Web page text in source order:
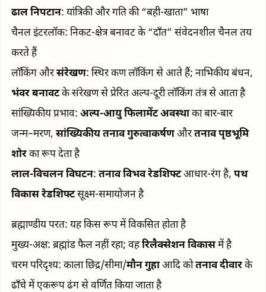
ढाल निपटान: यांत्रिकी और गति की “बही-खाता” भाषा
चैनल इंटरलॉक: निकट-क्षेत्र बनावट के “दाँत” संवेदनशील चैनल तय
करते हैं
लॉकिंग औरसंरेखण: स्थिर कण लॉकिंग से आते हैं; नाभिकीय बंधन,
भंवर बनावटके संरेखण से प्रेरित अल्प-दूरी लॉकिंग तंत्र से आता है
सांख्यिकीय प्रभाव: अल्प-आयु फिलामेंट अवस्थाका बार-बार
जन्म–मरण, सांख्यिकीय तनाव गुरुत्वाकर्षणऔरतनाव पृष्ठभूमि
शोरका रूप देता है
लाल-विचलन विघटन: तनाव विभव रेडशिफ्टआधार-रंग है, पथ
विकास रेडशिफ्टसूक्ष्म-समायोजन है
ब्रह्माण्डीय परत: यह किस रूप में विकसित होता है
मुख्य-अक्ष: ब्रह्मांड फैल नहीं रहा; वहरिलैक्सेशन विकासमें है
चरम परिदृश्य: काला छिद्र/सीमा/मौन गुहाआदि कोतनाव दीवारके
ढाँचे में एकरूप ढंग से वर्णित किया जाता है